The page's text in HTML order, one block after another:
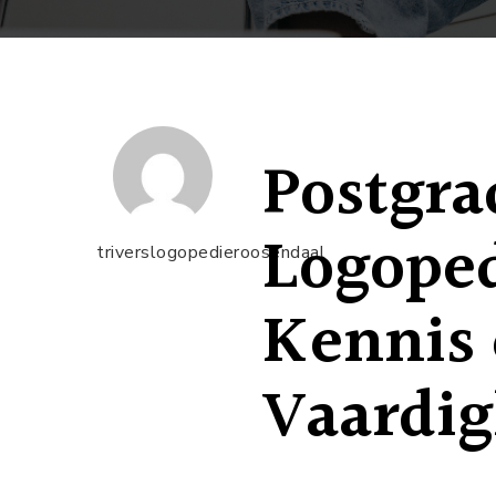
triverslogopedieroosendaal
Kennis